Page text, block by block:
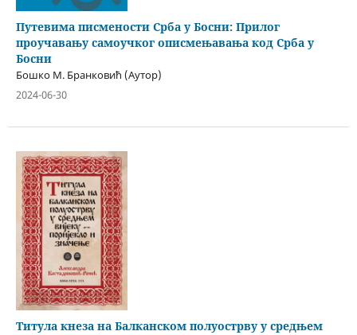
Путевима писмености Срба у Босни: Прилог
проучавању самоучког описмењавања код Срба у
Босни
Бошко М. Бранковић (Аутор)
2024-06-30
Титула кнеза на Балканском полуострву у средњем